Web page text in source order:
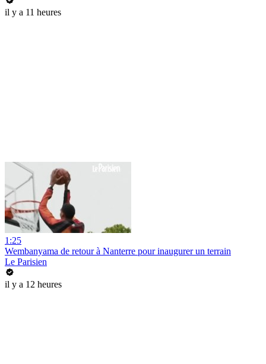
il y a 11 heures
1:25
Wembanyama de retour à Nanterre pour inaugurer un terrain
Le Parisien
il y a 12 heures